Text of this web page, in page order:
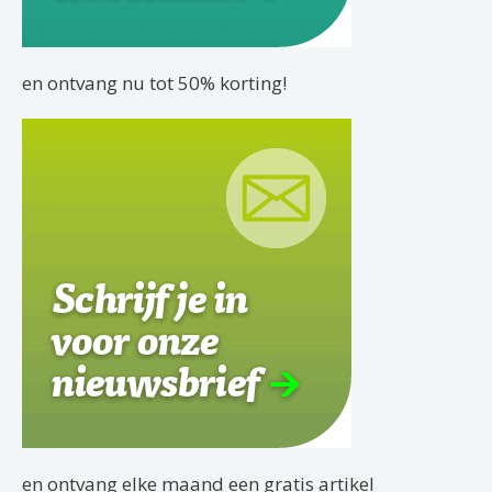
en ontvang nu tot 50% korting!
en ontvang elke maand een gratis artikel